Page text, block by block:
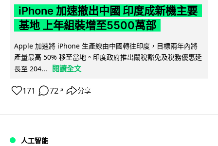
iPhone 加速撤出中國 印度成新機主要
基地 上年組裝增至5500萬部
Apple 加速將 iPhone 生產線由中國轉往印度，目標兩年內將
產量最高 50% 移至當地。印度政府推出關稅豁免及稅務優惠延
長至 204...
閱讀全文
171 72 ↗ 分享
人工智能